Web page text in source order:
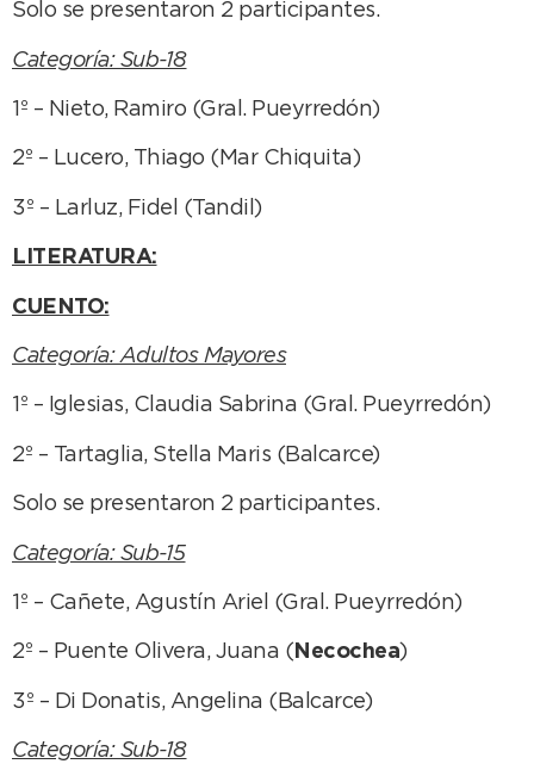
Solo se presentaron 2 participantes.
Categoría: Sub-18
1º – Nieto, Ramiro (Gral. Pueyrredón)
2º – Lucero, Thiago (Mar Chiquita)
3º – Larluz, Fidel (Tandil)
LITERATURA:
CUENTO:
Categoría: Adultos Mayores
1º – Iglesias, Claudia Sabrina (Gral. Pueyrredón)
2º – Tartaglia, Stella Maris (Balcarce)
Solo se presentaron 2 participantes.
Categoría: Sub-15
1º – Cañete, Agustín Ariel (Gral. Pueyrredón)
2º – Puente Olivera, Juana ( Necochea)
3º – Di Donatis, Angelina (Balcarce)
Categoría: Sub-18